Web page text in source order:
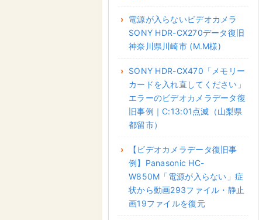
電源が入らないビデオカメラ
SONY HDR-CX270データ復旧
神奈川県川崎市 (M.M様)
SONY HDR-CX470「メモリー
カードを入れ直してください」
エラーのビデオカメラデータ復
旧事例｜C:13:01点滅（山梨県
都留市）
【ビデオカメラデータ復旧事
例】Panasonic HC-
W850M「電源が入らない」症
状から動画293ファイル・静止
画19ファイルを復元